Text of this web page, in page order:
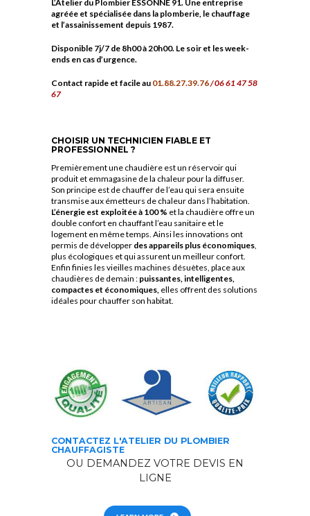
L’Atelier du Plombier ESSONNE 91. Une entreprise
agréée et spécialisée dans la plomberie, le chauffage
et l’assainissement depuis 1987.
Disponible 7j/7 de 8h00 à 20h00. Le soir et les week-
ends en cas d’urgence.
Contact rapide et facile au 01.88.27.39.76/ 06 61 47 58
67
CHOISIR UN TECHNICIEN FIABLE ET
PROFESSIONNEL ?
Premièrement une chaudière est un réservoir qui
produit et emmagasine de la chaleur pour la diffuser.
Son principe est de chauffer de l’eau qui sera ensuite
transmise aux émetteurs de chaleur dans l’habitation.
L’énergie est exploitée à 100 % et la chaudière offre un
double confort en chauffant l’eau sanitaire et le
logement en même temps. Ainsi les innovations ont
permis de développer des appareils plus économiques
plus écologiques et qui assurent un meilleur confort.
Enfin finies les vieilles machines désuètes, place aux
chaudières de demain : puissantes, intelligentes,
compactes et économiques, elles offrent des solutions
idéales pour chauffer son habitat.
CONTACTEZ L'ATELIER DU PLOMBIER
CHAUFFAGISTE
OU DEMANDEZ VOTRE DEVIS EN
LIGNE